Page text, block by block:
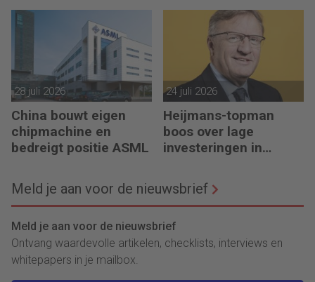
28 juli 2026
China bouwt eigen
chipmachine en
bedreigt positie ASML
24 juli 2026
Heijmans-topman
boos over lage
investeringen in
Meld je aan voor de nieuwsbrief
Meld je aan voor de nieuwsbrief
Ontvang waardevolle artikelen, checklists, interviews en
whitepapers in je mailbox.